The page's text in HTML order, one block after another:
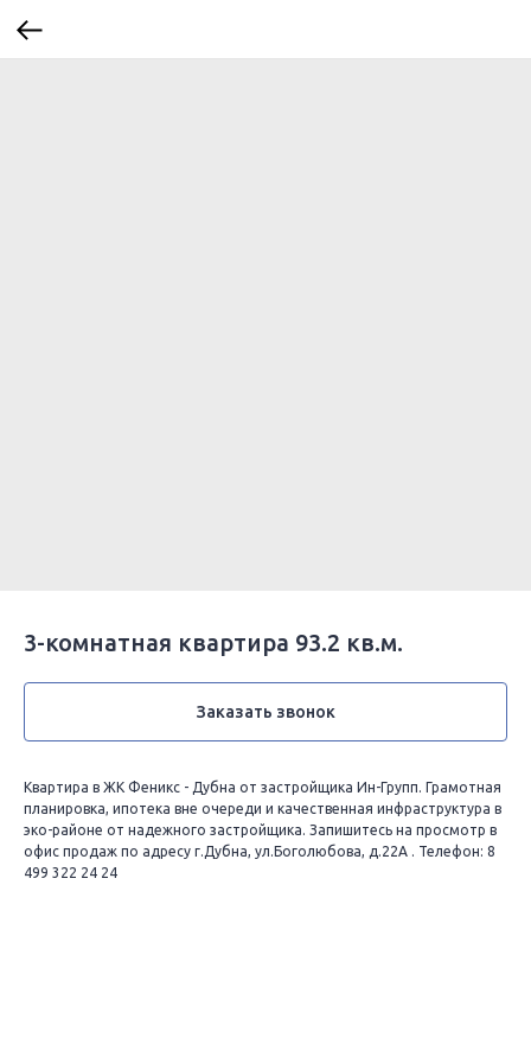
3-комнатная квартира 93.2 кв.м.
Заказать звонок
Квартира в ЖК Феникс - Дубна от застройщика Ин-Групп. Грамотная
планировка, ипотека вне очереди и качественная инфраструктура в
эко-районе от надежного застройщика. Запишитесь на просмотр в
офис продаж по адресу г.Дубна, ул.Боголюбова, д.22А . Телефон: 8
499 322 24 24